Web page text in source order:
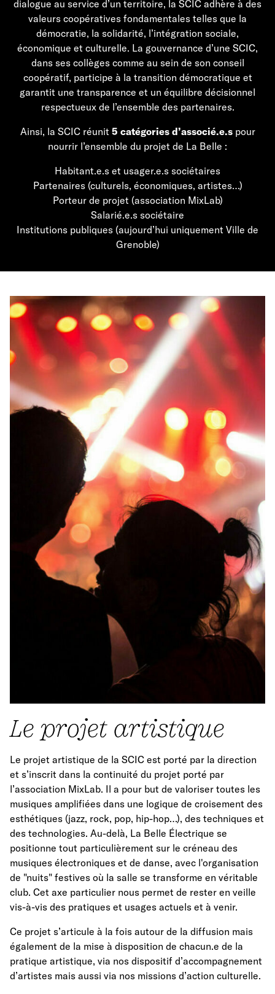
dialogue au service d’un territoire, la SCIC adhère à des
valeurs coopératives fondamentales telles que la
démocratie, la solidarité, l’intégration sociale,
économique et culturelle. La gouvernance d’une SCIC,
dans ses collèges comme au sein de son conseil
coopératif, participe à la transition démocratique et
garantit une transparence et un équilibre décisionnel
respectueux de l’ensemble des partenaires.
Ainsi, la SCIC réunit 5 catégories d’associé.e.spour
nourrir l’ensemble du projet de La Belle :
Habitant.e.s et usager.e.s sociétaires
Partenaires (culturels, économiques, artistes…)
Porteur de projet (association MixLab)
Salarié.e.s sociétaire
Institutions publiques (aujourd’hui uniquement Ville de
Grenoble)
Le projet artistique
Le projet artistique de la SCIC est porté par la direction
et s’inscrit dans la continuité du projet porté par
l’association MixLab. Il a pour but de valoriser toutes les
musiques amplifiées dans une logique de croisement des
esthétiques (jazz, rock, pop, hip-hop…), des techniques et
des technologies. Au-delà, La Belle Électrique se
positionne tout particulièrement sur le créneau des
musiques électroniques et de danse, avec l'organisation
de "nuits" festives où la salle se transforme en véritable
club. Cet axe particulier nous permet de rester en veille
vis-à-vis des pratiques et usages actuels et à venir.
Ce projet s’articule à la fois autour de la diffusion mais
également de la mise à disposition de chacun.e de la
pratique artistique, via nos dispositif d’accompagnement
d’artistes mais aussi via nos missions d’action culturelle.